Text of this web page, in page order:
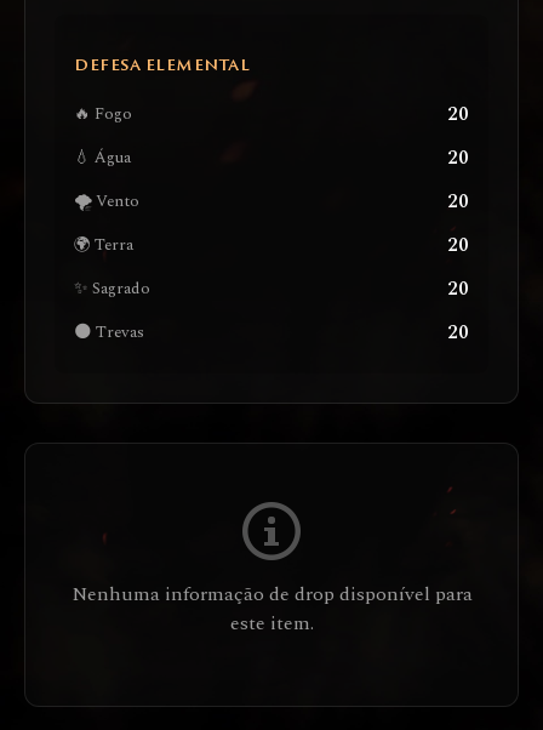
DEFESA ELEMENTAL
🔥 Fogo 20
💧 Água 20
🌪️ Vento 20
🌍 Terra 20
✨ Sagrado 20
🌑 Trevas 20
Nenhuma informação de drop disponível para
este item.